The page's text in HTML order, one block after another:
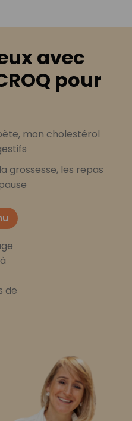
avec
pour
mon cholestérol
grossesse, les repas
de